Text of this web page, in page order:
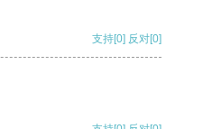
支持[0] 反对[0]